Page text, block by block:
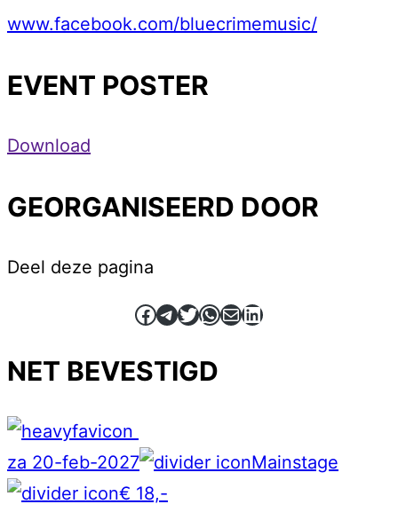
www.facebook.com/bluecrimemusic/
EVENT POSTER
Download
GEORGANISEERD DOOR
Deel deze pagina
Facebook
Telegram
Twitter
WhatsApp
E-mailLinkedIn
NET BEVESTIGD
za 20-feb-2027
Mainstage
€ 18,-